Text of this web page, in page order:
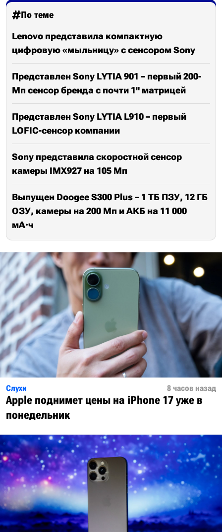
По теме
Lenovo представила компактную
цифровую «мыльницу» с сенсором Sony
Представлен Sony LYTIA 901 – первый 200-
Мп сенсор бренда с почти 1" матрицей
Представлен Sony LYTIA L910 – первый
LOFIC-сенсор компании
Sony представила скоростной сенсор
камеры IMX927 на 105 Мп
Выпущен Doogee S300 Plus – 1 ТБ ПЗУ, 12 ГБ
ОЗУ, камеры на 200 Мп и АКБ на 11 000
мА·ч
Слухи 8 часов назад
Apple поднимет цены на iPhone 17 уже в
понедельник